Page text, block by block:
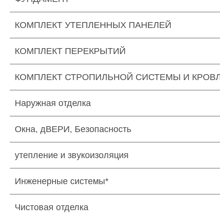
КОМПЛЕКТ УТЕПЛЕННЫХ ПАНЕЛЕЙ
КОМПЛЕКТ ПЕРЕКРЫТИЙ
КОМПЛЕКТ СТРОПИЛЬНОЙ СИСТЕМЫ И
Наружная отделка
Окна, дВЕРИ, Безопасность
утепление и звукоизоляция
Инженерные системы*
Чистовая отделка